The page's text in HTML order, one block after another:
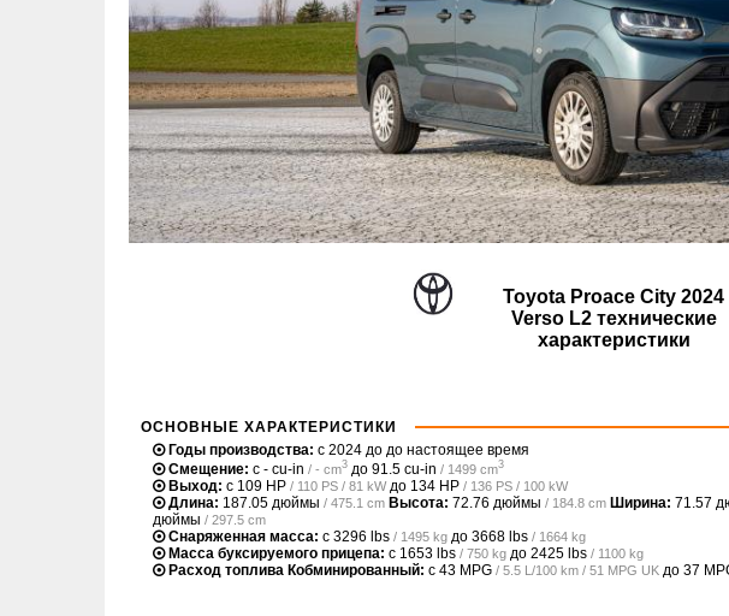
Toyota Proace City 2024
Verso L2 технические
характеристики
ОСНОВНЫЕ ХАРАКТЕРИСТИКИ
Годы производства: с 2024 до до настоящее время
Смещение: с - cu-in / - cm3 до 91.5 cu-in / 1499 cm3
Выход: с 109 HP / 110 PS / 81 kWдо 134 HP / 136 PS / 100 kW
Длина: 187.05 дюймы / 475.1 cm Высота: 72.76 дюймы / 184.8 cm Ширина: 71.57
дюймы / 297.5 cm
Снаряженная масса: с 3296 lbs / 1495 kg до 3668 lbs / 1664 kg
Масса буксируемого прицепа: с 1653 lbs / 750 kg до 2425 lbs / 1100 kg
Расход топлива Кобминированный: с 43 MPG / 5.5 L/100 km / 51 MPG UK до 37